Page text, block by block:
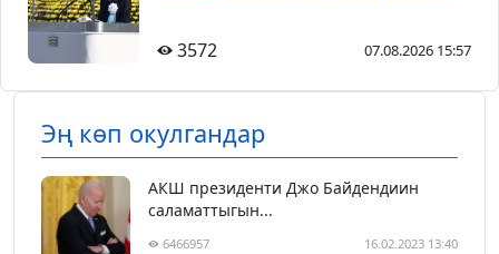
3572 07.08.2026 15:57
Эң көп окулгандар
АКШ президенти Джо Байдендиин
саламаттыгын...
6466957 16.02.2023 13:40